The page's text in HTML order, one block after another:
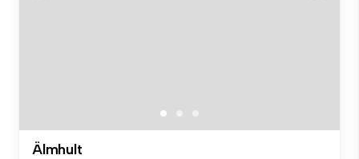
Älmhult